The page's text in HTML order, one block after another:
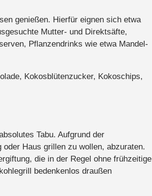
genießen. Hierfür eignen sich etwa
Mutter- und Direktsäfte,
Pflanzendrinks wie etwa Mandel-
Kokosblütenzucker, Kokoschips,
Tabu. Aufgrund der
Haus grillen zu wollen, abzuraten.
die in der Regel ohne frühzeitige
bedenkenlos draußen